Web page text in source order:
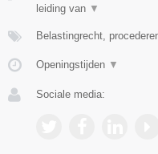
leiding van ▼
Belastingrecht,
Openingstijden ▼
Sociale media: